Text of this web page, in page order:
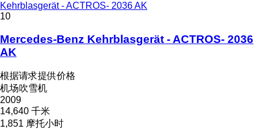
Kehrblasgerät - ACTROS- 2036 AK
10
Mercedes-Benz Kehrblasgerät - ACTROS- 2036
AK
根据请求提供价格
机场吹雪机
2009
14,640 千米
1,851 摩托小时